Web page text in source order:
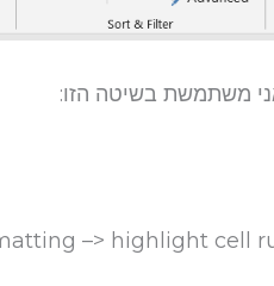
משתמשת בשיטה הזו: